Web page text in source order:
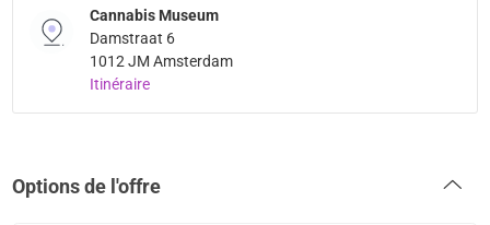
Cannabis Museum
Damstraat 6
1012 JM Amsterdam
Itinéraire
Options de l'offre